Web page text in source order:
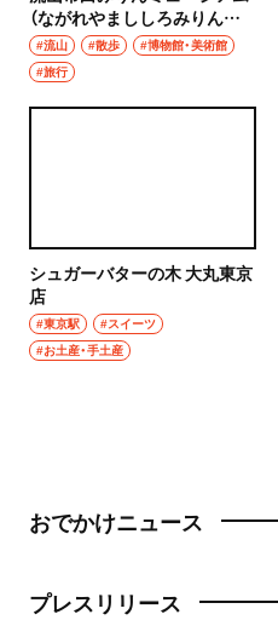
（ながれやまししろみりんミ
ュージアム）
#流山 #散歩
#博物館・美術館
#旅行
シュガーバターの木 大丸東京
店
#東京駅
#スイーツ
#お土産・手土産
おでかけニュース
プレスリリース